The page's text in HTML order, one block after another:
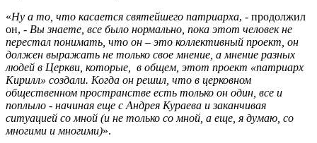
«Ну а то, что касается святейшего патриарха, - продолжил
он, - Вы знаете, все было нормально, пока этот человек не
перестал понимать, что он – это коллективный проект, он
должен выражать не только свое мнение, а мнение разных
людей в Церкви, которые, в общем, этот проект «патриарх
Кирилл» создали. Когда он решил, что в церковном
общественном пространстве есть только он один, все и
поплыло - начиная еще с Андрея Кураева и заканчивая
ситуацией со мной (и не только со мной, а еще, я думаю, cо
многими и многими)».